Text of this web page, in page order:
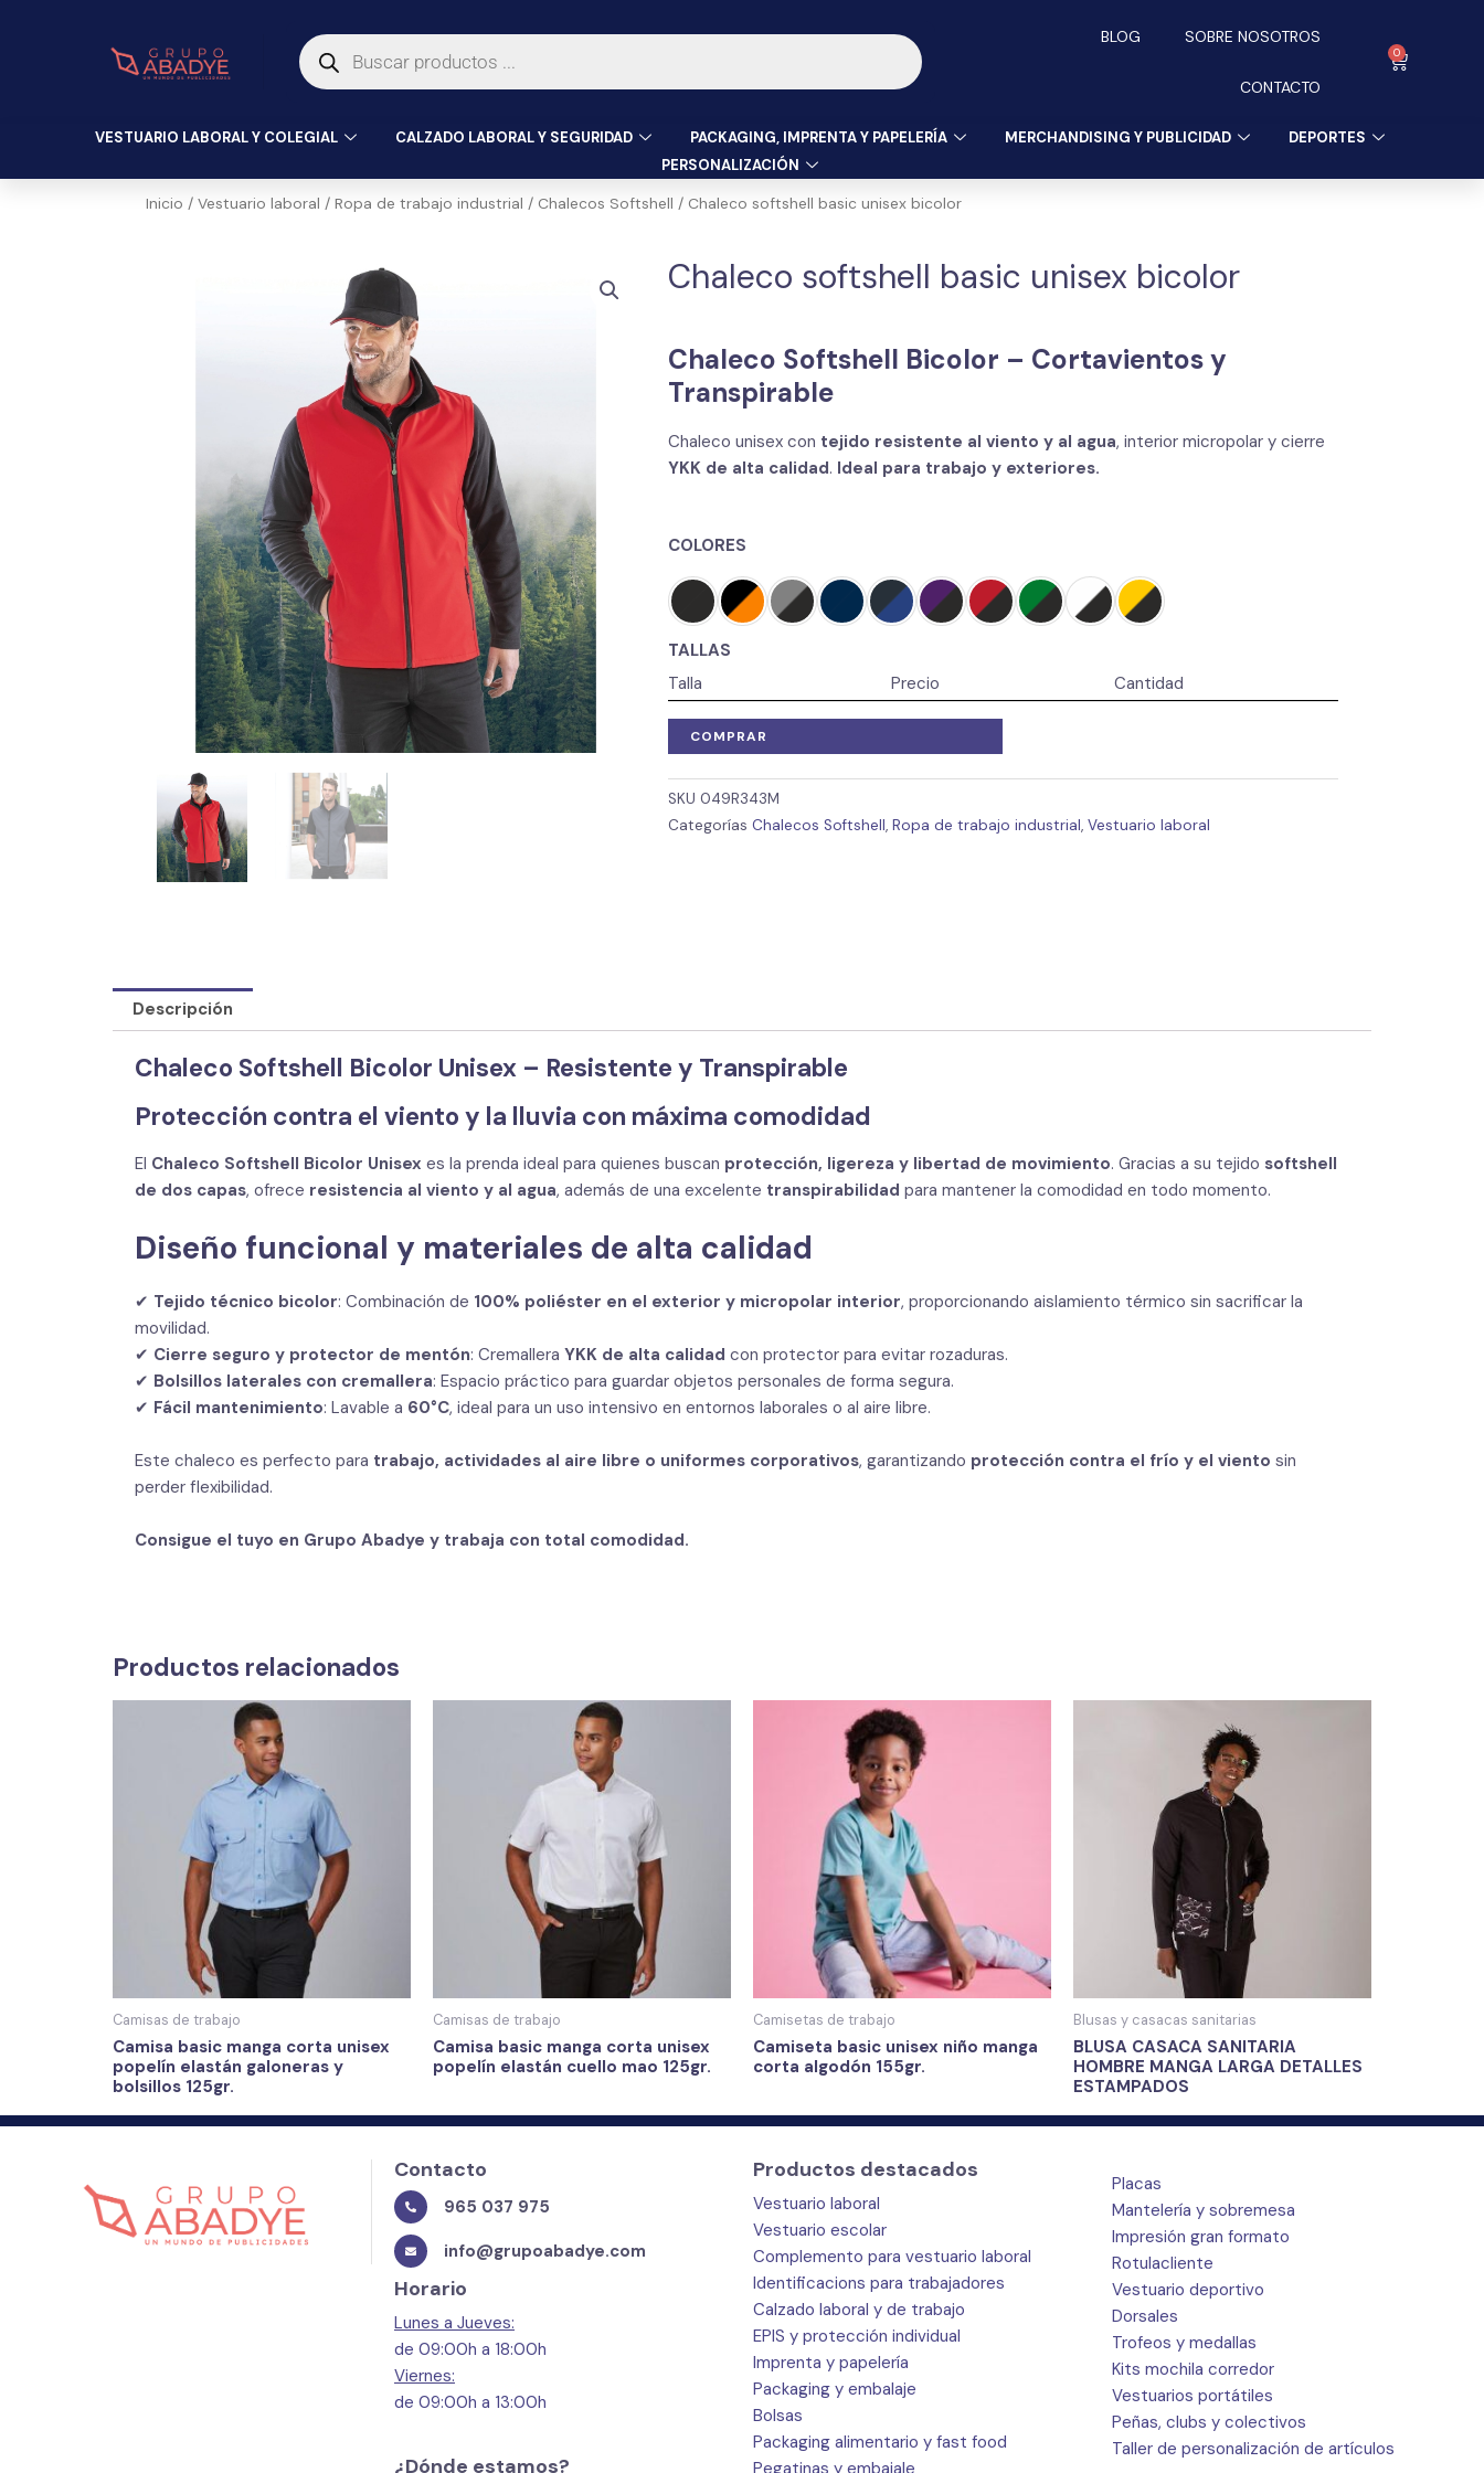
de
productos
BLOG SOBRE NOSOTROS
CONTACTO
0
Carrito
VESTUARIO LABORAL Y COLEGIAL CALZADO LABORAL Y SEGURIDAD PACKAGING, IMPRENTA Y PAPELERÍA MERCHANDISING Y PUBLICIDAD
DEPORTES
PERSONALIZACIÓN
Inicio / Vestuario laboral / Ropa de trabajo industrial / Chalecos Softshell / Chaleco softshell basic unisex bicolor
Chaleco softshell basic unisex bicolor
Chaleco Softshell Bicolor – Cortavientos y
Transpirable
Chaleco unisex con tejido resistente al viento y al agua, interior micropolar y cierre
YKK de alta calidad. Ideal para trabajo y exteriores.
COLORES
TALLAS
Talla
Precio Cantidad
COMPRAR
SKU 049R343M
Categorías Chalecos Softshell, Ropa de trabajo industrial, Vestuario laboral
Descripción
Chaleco Softshell Bicolor Unisex – Resistente y Transpirable
Protección contra el viento y la lluvia con máxima comodidad
El Chaleco Softshell Bicolor Unisex es la prenda ideal para quienes buscan protección, ligereza y libertad de movimiento. Gracias a su tejido softshell
de dos capas, ofrece resistencia al viento y al agua, además de una excelente transpirabilidad para mantener la comodidad en todo momento.
Diseño funcional y materiales de alta calidad
✔ Tejido técnico bicolor: Combinación de 100% poliéster en el exterior y micropolar interior, proporcionando aislamiento térmico sin sacrificar la
movilidad.
✔ Cierre seguro y protector de mentón: Cremallera YKK de alta calidad con protector para evitar rozaduras.
✔ Bolsillos laterales con cremallera: Espacio práctico para guardar objetos personales de forma segura.
✔ Fácil mantenimiento: Lavable a 60°C, ideal para un uso intensivo en entornos laborales o al aire libre.
Este chaleco es perfecto para trabajo, actividades al aire libre o uniformes corporativos, garantizando protección contra el frío y el viento sin
perder flexibilidad.
Consigue el tuyo en Grupo Abadye y trabaja con total comodidad.
Productos relacionados
Camisas de trabajo
Camisa basic manga corta unisex
popelín elastán galoneras y
bolsillos 125gr.
Camisas de trabajo
Camisa basic manga corta unisex
popelín elastán cuello mao 125gr.
Camisetas de trabajo
Camiseta basic unisex niño manga
corta algodón 155gr.
Blusas y casacas sanitarias
BLUSA CASACA SANITARIA
HOMBRE MANGA LARGA DETALLES
ESTAMPADOS
Contacto
965 037 975
info@grupoabadye.com
Horario
Lunes a Jueves:
de 09:00h a 18:00h
Viernes:
de 09:00h a 13:00h
¿Dónde estamos?
Productos destacados
Vestuario laboral
Vestuario escolar
Complemento para vestuario laboral
Identificacions para trabajadores
Calzado laboral y de trabajo
EPIS y protección individual
Imprenta y papelería
Packaging y embalaje
Bolsas
Packaging alimentario y fast food
Placas
Mantelería y sobremesa
Impresión gran formato
Rotulacliente
Vestuario deportivo
Dorsales
Trofeos y medallas
Kits mochila corredor
Vestuarios portátiles
Peñas, clubs y colectivos
Taller de personalización de artículos